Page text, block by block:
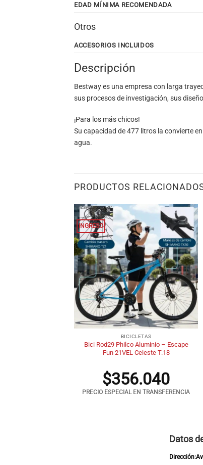
EDAD MÍNIMA RECOMENDADA
Otros
ACCESORIOS INCLUIDOS
Descripción
Bestway es una empresa con larga
sus procesos de investigación, sus
¡Para los más chicos!
Su capacidad de 477 litros la convierte
agua.
PRODUCTOS
INGRESO
+
BICICLETAS
Bici Rod29 Philco Aluminio – Escape
Fun 21VEL Celeste T.18
$356.040
PRECIO ESPECIAL EN TRANSFERENCIA
Datos